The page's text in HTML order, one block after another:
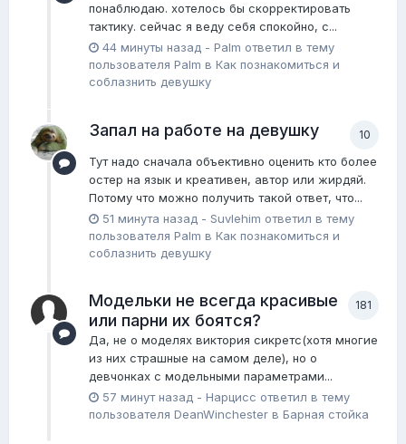
понаблюдаю. хотелось бы скорректировать
тактику. сейчас я веду себя спокойно, с...
44 минуты назад - Palm ответил в тему
пользователя Palm в Как познакомиться и
соблазнить девушку
10
Запал на работе на девушку
Тут надо сначала объективно оценить кто более
остер на язык и креативен, автор или жирдяй.
Потому что можно получить такой ответ, что...
51 минута назад - Suvlehim ответил в тему
пользователя Palm в Как познакомиться и
соблазнить девушку
181
Модельки не всегда красивые
или парни их боятся?
Да, не о моделях виктория сикретс(хотя многие
из них страшные на самом деле), но о
девчонках с модельными параметрами...
57 минут назад - Нарцисс ответил в тему
пользователя DeanWinchester в Барная стойка